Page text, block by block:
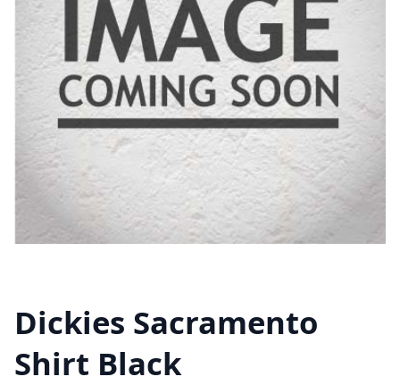
Dickies Sacramento
Shirt Black